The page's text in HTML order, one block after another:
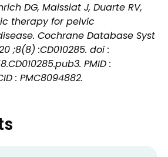
DG, Maissiat J, Duarte RV,
therapy for pelvic
Cochrane Database Syst
;8(8) :CD010285. doi :
PMID :
: PMC8094882.